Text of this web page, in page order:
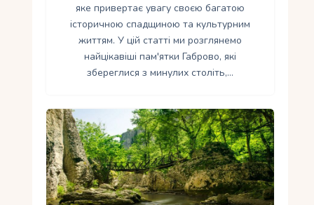
яке привертає увагу своєю багатою
історичною спадщиною та культурним
життям. У цій статті ми розглянемо
найцікавіші пам'ятки Габрово, які
збереглися з минулих століть,…